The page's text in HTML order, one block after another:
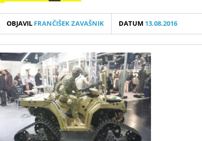
OBJAVIL FRANČIŠEK ZAVAŠNIK DATUM 13.08.2016